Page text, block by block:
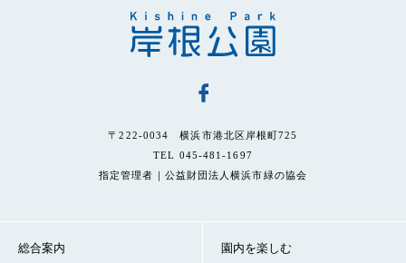
〒222-0034 横浜市港北区岸根町725
TEL 045-481-1697
指定管理者｜公益財団法人横浜市緑の協会
総合案内 園内を楽しむ